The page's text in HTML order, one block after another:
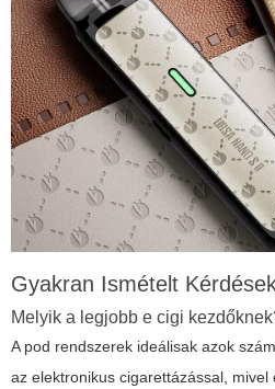
Gyakran Ismételt
Melyik a legjobb e cigi
A pod rendszerek ideálisak azok
az elektronikus cigarettázással,